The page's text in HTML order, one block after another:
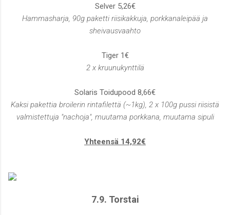
Selver 5,26€
Hammasharja, 90g paketti riisikakkuja, porkkanaleipää ja
sheivausvaahto
Tiger 1€
2 x kruunukynttilä
Solaris Toidupood 8,66€
Kaksi pakettia broilerin rintafilettä (~1kg), 2 x 100g pussi riisistä
valmistettuja "nachoja", muutama porkkana, muutama sipuli
Yhteensä 14,92€
7.9. Torstai